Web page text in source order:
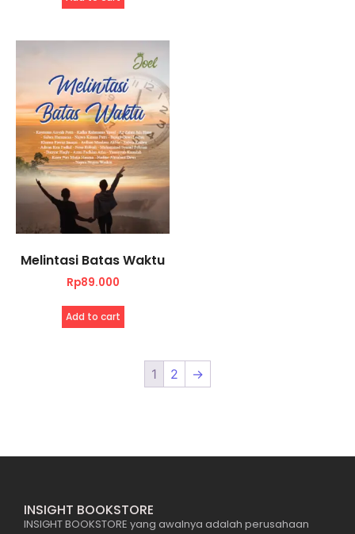
Melintasi Batas Waktu
Rp89.000
Add to cart
1 2 →
INSIGHT BOOKSTORE
INSIGHT BOOKSTORE yang awalnya adalah perusahaan